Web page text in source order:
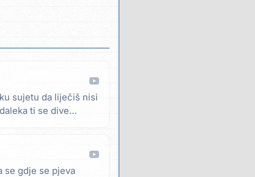
sujetu da liječiš nisi
ti se dive
se gdje se pjeva